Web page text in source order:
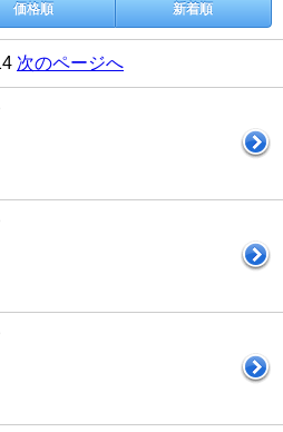
価格順 新着順
次のページへ